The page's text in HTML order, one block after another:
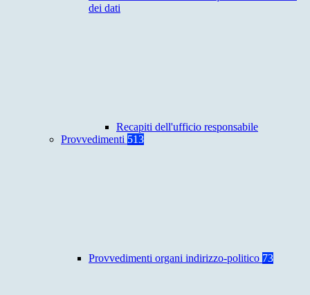
dei dati
Recapiti dell'ufficio responsabile
Provvedimenti 513
Provvedimenti organi indirizzo-politico 73